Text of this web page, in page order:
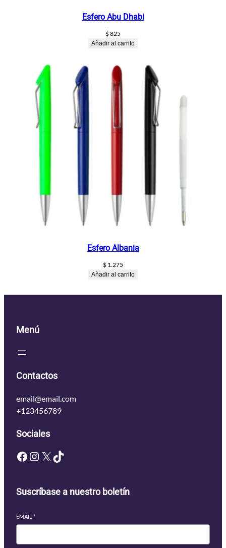
Esfero Abu Dhabi
$825
Añadir al carrito
Esfero Albania
$ 1.275
Añadir al carrito
Menú
Contactos
email@email.com
+123456789
Sociales
Facebook Instagram X TikTok
Suscríbase a nuestro boletín
EMAIL *